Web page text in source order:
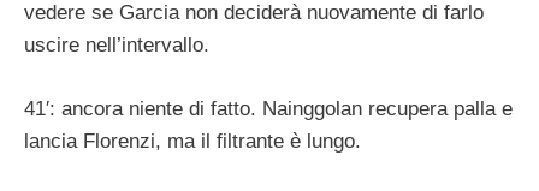
vedere se Garcia non deciderà nuovamente di farlo
uscire nell’intervallo.
41′: ancora niente di fatto. Nainggolan recupera palla e
lancia Florenzi, ma il filtrante è lungo.